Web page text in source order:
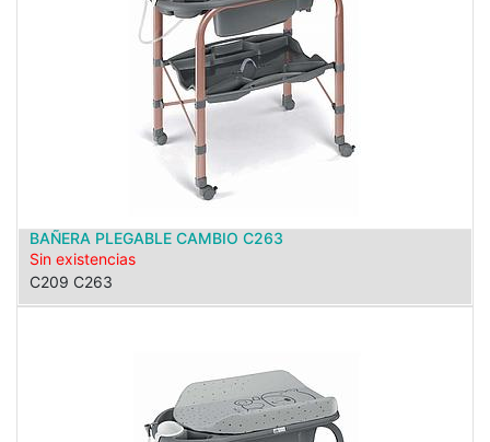
BAÑERA PLEGABLE CAMBIO C263
Sin existencias
C209 C263